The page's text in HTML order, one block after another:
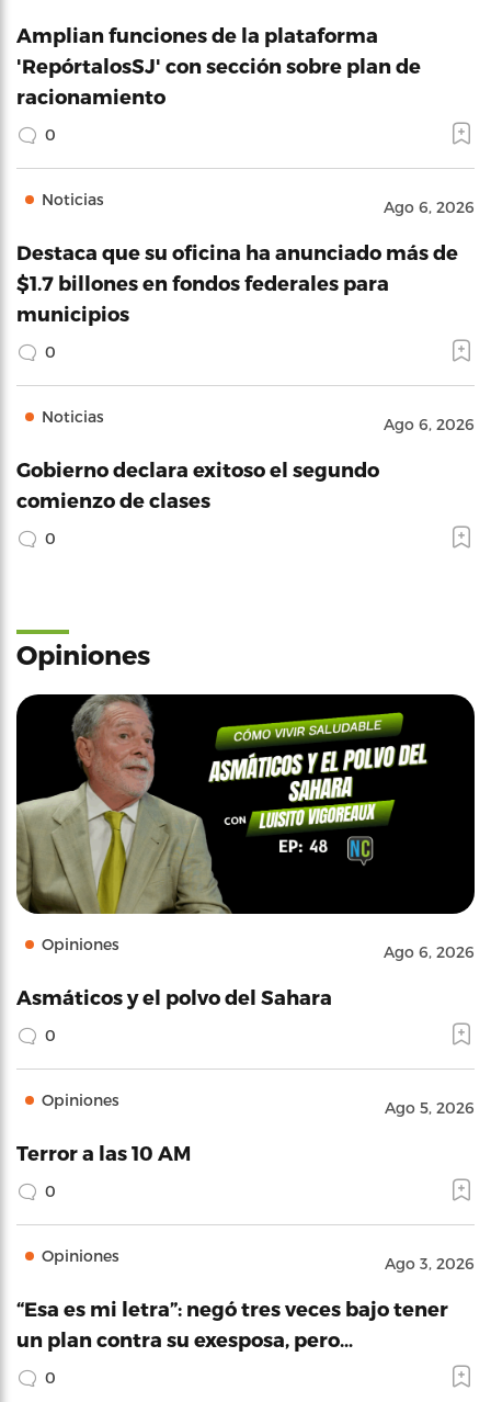
Amplian funciones de la plataforma
'RepórtalosSJ' con sección sobre plan de
racionamiento
0
Noticias Ago 6, 2026
Destaca que su oficina ha anunciado más de
$1.7 billones en fondos federales para
municipios
0
Noticias Ago 6, 2026
Gobierno declara exitoso el segundo
comienzo de clases
0
Opiniones
Opiniones Ago 6, 2026
Asmáticos y el polvo del Sahara
0
Opiniones Ago 5, 2026
Terror a las 10 AM
0
Opiniones Ago 3, 2026
“Esa es mi letra”: negó tres veces bajo tener
un plan contra su exesposa, pero…
0